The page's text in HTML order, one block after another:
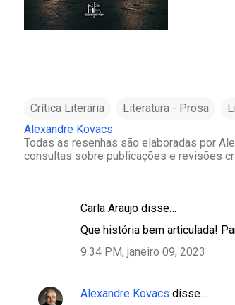
Crítica Literária Literatura - Prosa
Alexandre Kovacs
Todas as resenhas são elaboradas por
consultas sobre publicações e revisões
n
Carla Araujo disse…
Que história bem articulada!
9:34 PM, janeiro 09, 2023
Alexandre Kovacs disse…